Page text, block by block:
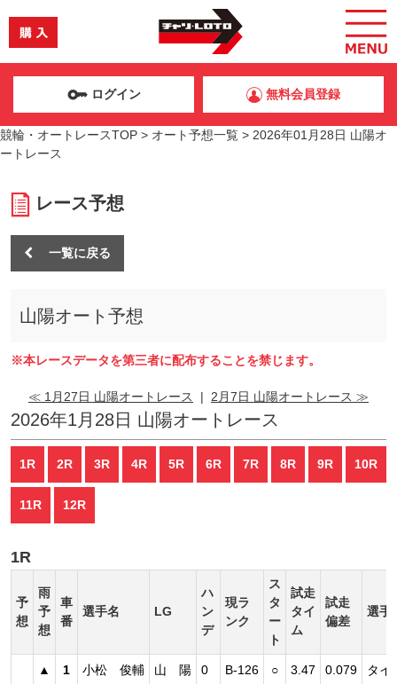
ログイン 無料会員登録
競輪・オートレースTOP > オート予想一覧 > 2026年01月28日 山陽オ
ートレース
レース予想
一覧に戻る
山陽オート予想
※本レースデータを第三者に配布することを禁じます。
≪ 1月27日 山陽オートレース | 2月7日 山陽オートレース ≫
2026年1月28日 山陽オートレース
1R 2R 3R 4R 5R 6R 7R 8R 9R 10R
11R 12R
1R
予
想
雨
予
想
車
番
選手名 LG
ハ
ン
デ
現ラ
ンク
ス
タ
ー
ト
試走
タイ
ム
試走
偏差
選手
▲ 1 小松 俊輔 山 陽 0 B-126 ○ 3.47 0.079 タイ